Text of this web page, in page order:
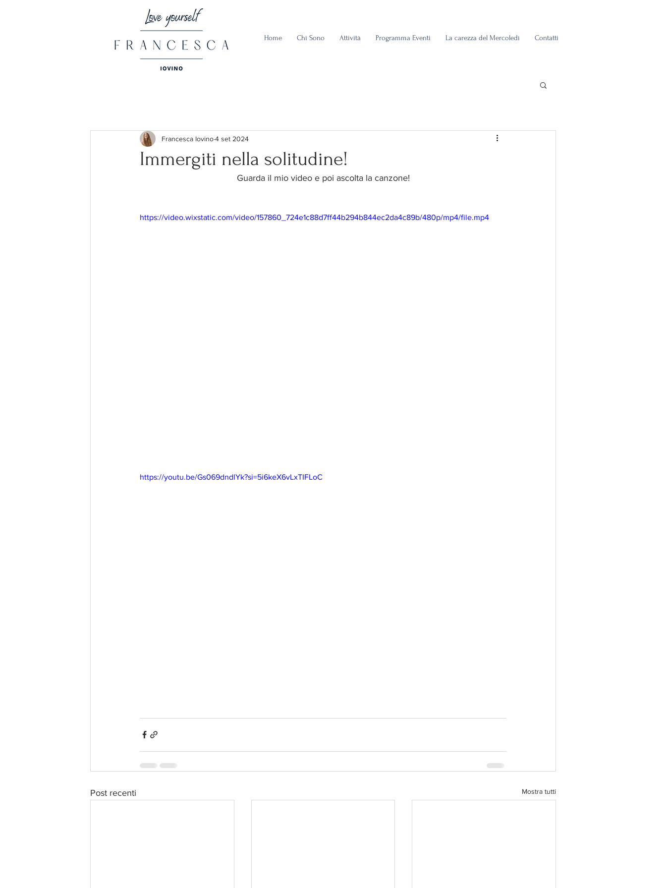
Home Chi Sono Attività Programma Eventi La carezza del Mercoledì Contatti
Immergiti nella solitudine!
Francesca Iovino4 set 2024
Guarda il mio video e poi ascolta la canzone!
https://video.wixstatic.com/video/157860_724e1c88d7ff44b294b844ec2da4c89b/480p/mp4/file.mp4
https://youtu.be/Gs069dndIYk?si=5i6keX6vLxTIFLoC
Post recenti Mostra tutti